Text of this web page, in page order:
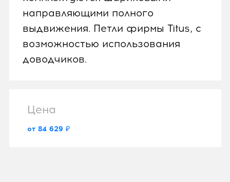
направляющими полного
выдвижения. Петли фирмы Titus, с
возможностью использования
доводчиков.
Цена
от 84 629 ₽